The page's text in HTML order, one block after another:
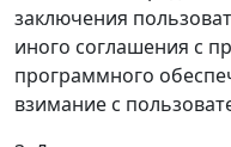
заключения
иного соглашения с
программного
взимание с